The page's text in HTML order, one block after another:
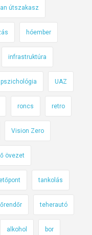
útszakasz
hóember
infrastruktúra
pszichológia UAZ
roncs retro
Vision Zero
övezet
tankolás
teherautó
alkohol bor